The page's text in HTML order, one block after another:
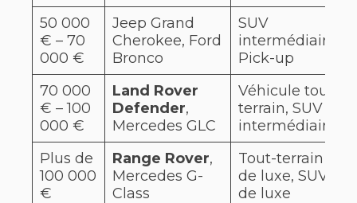
50 000
€ – 70
000 €
Jeep Grand
Cherokee, Ford
Bronco
SUV
intermédiaire,
Pick-up
70 000
€ – 100
000 €
Land Rover
Defender,
Mercedes GLC
Véhicule tout-
terrain, SUV
intermédiaire
Plus de
100 000
€
Range Rover,
Mercedes G-
Class
Tout-terrain
de luxe, SUV
de luxe